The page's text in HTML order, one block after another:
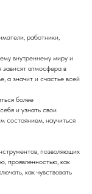
работники,
внутреннему миру и
зависят атмосфера в
а значит и счастье всей
более
и узнать свои
состоянием, научиться
позволяющих
проявленностью, как
как чувствовать